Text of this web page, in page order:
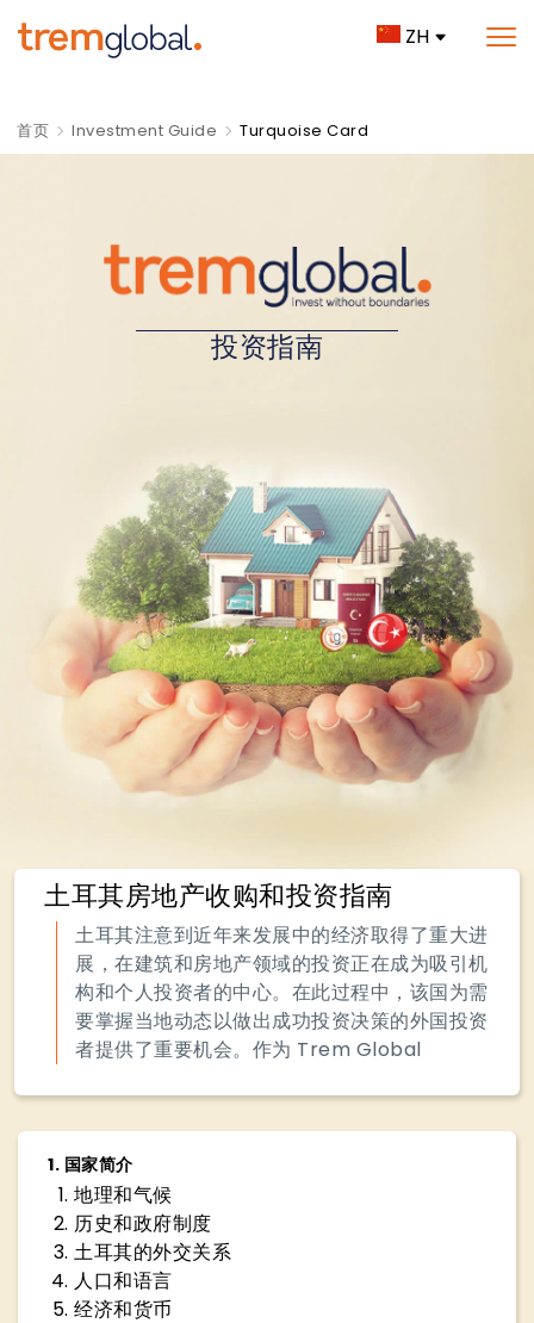
ZH
首页 Investment Guide Turquoise Card
投资指南
土耳其房地产收购和投资指南
土耳其注意到近年来发展中的经济取得了重大进
展，在建筑和房地产领域的投资正在成为吸引机
构和个人投资者的中心。在此过程中，该国为需
要掌握当地动态以做出成功投资决策的外国投资
者提供了重要机会。作为 Trem Global
1. 国家简介
地理和气候
历史和政府制度
土耳其的外交关系
人口和语言
经济和货币